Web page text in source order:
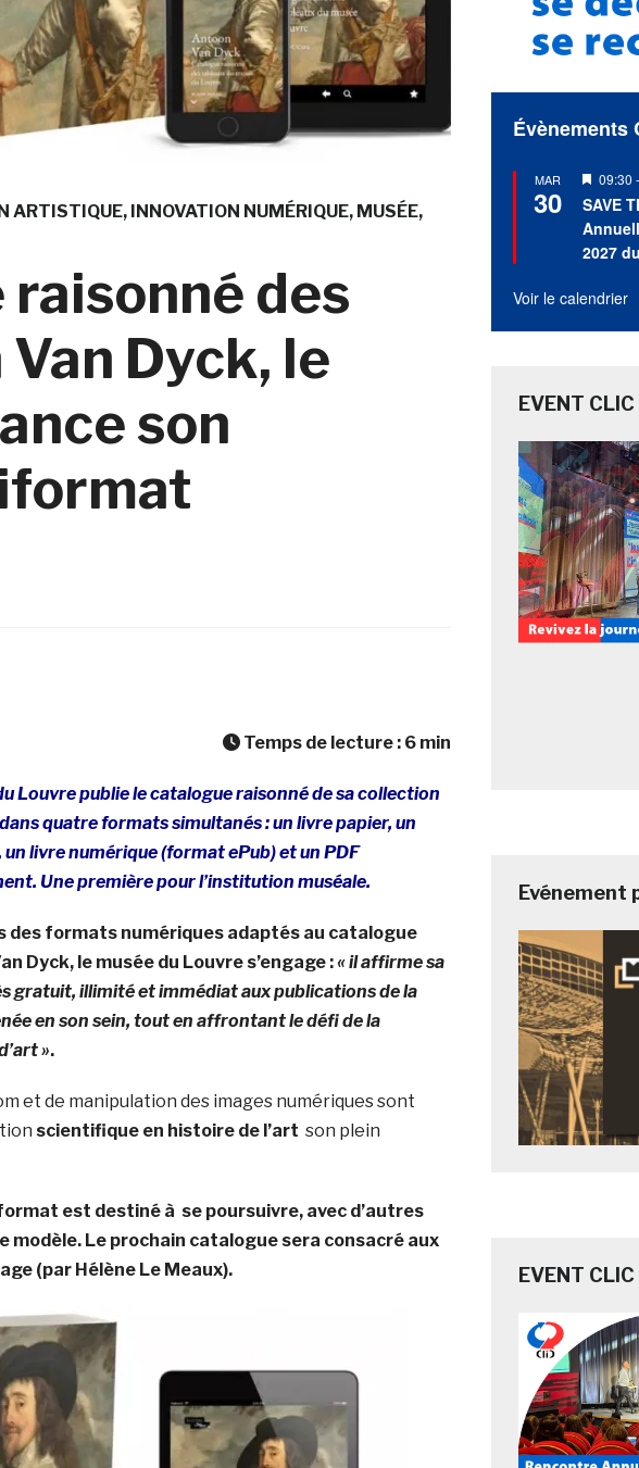
ARTISTIQUE INNOVATION NUMÉRIQUE MUSÉE
des
Dyck, le
son
Temps de lecture : 6 min
Louvre publie le catalogue raisonné de sa collection
quatre formats simultanés : un livre papier, un
livre numérique (format ePub) et un PDF
Une première pour l’institution muséale.
des formats numériques adaptés au catalogue
Dyck, le musée du Louvre s’engage :« il affirme sa
gratuit, illimité et immédiat aux publications de la
en son sein, tout en affrontant le défi de la
».
et de manipulation des images numériques sont
scientifique en histoire de l’art son plein
est destiné à se poursuivre, avec d’autres
modèle. Le prochain catalogue sera consacré aux
(par Hélène Le Meaux).
Évènements
MAR
30
Mis
en
avant
09:30 -
SAVE
2027
Voir le calendrier
EVENT CLIC
Evénement
EVENT CLIC